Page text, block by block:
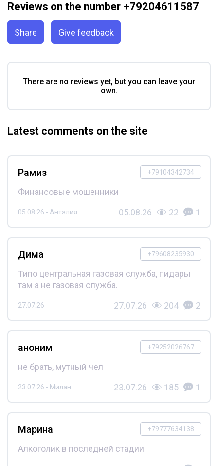
Reviews on the number +79204611587
Share Give feedback
There are no reviews yet, but you can leave your
own.
Latest comments on the site
+79104342734
Рамиз
Финансовые мошенники
05.08.26 - Анталия 05.08.26 22 1
+79608235930
Дима
Типо центральная газовая служба, пидары
там а не газовая служба.
27.07.26 27.07.26 204 2
+79252026767
аноним
не брать, мутный чел
23.07.26 - Милан 23.07.26 185 1
+79777634138
Марина
Алкоголик в последней стадии